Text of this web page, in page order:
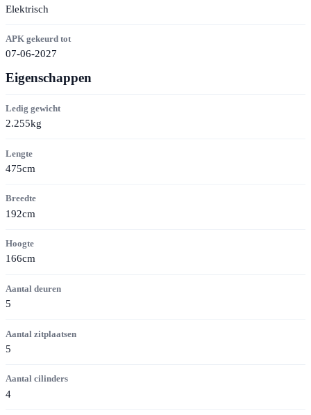
Elektrisch
APK gekeurd tot
07-06-2027
Eigenschappen
Ledig gewicht
2.255kg
Lengte
475cm
Breedte
192cm
Hoogte
166cm
Aantal deuren
5
Aantal zitplaatsen
5
Aantal cilinders
4